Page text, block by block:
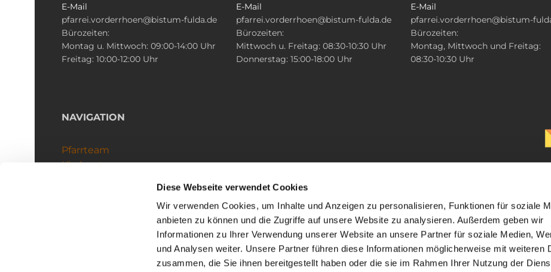
Diese Webseite verwendet Cookies
Wir verwenden Cookies, um Inhalte und Anzeigen zu personalisieren, Funktionen für soziale
anbieten zu können und die Zugriffe auf unsere Website zu analysieren. Außerdem geben wir
Informationen zu Ihrer Verwendung unserer Website an unsere Partner für soziale Medien,
und Analysen weiter. Unsere Partner führen diese Informationen möglicherweise mit weiteren
zusammen, die Sie ihnen bereitgestellt haben oder die sie im Rahmen Ihrer Nutzung der
E-Mail
pfarrei.vorderrhoen@bistum-fulda.de
Bürozeiten:
Montag u. Mittwoch: 09:00-14:00 Uhr
Freitag: 10:00-12:00 Uhr
E-Mail
pfarrei.vorderrhoen@bistum-fulda.de
Bürozeiten:
Mittwoch u. Freitag: 08:30-10:30 Uhr
Donnerstag: 15:00-18:00 Uhr
E-Mail
pfarrei.vorderrhoen@bistum-
Bürozeiten:
Montag, Mittwoch und Freitag:
08:30-10:30 Uhr
NAVIGATION
Pfarrteam
Kirchenteams
Impressum Datenschutzerklärung ChurchDesk-Login